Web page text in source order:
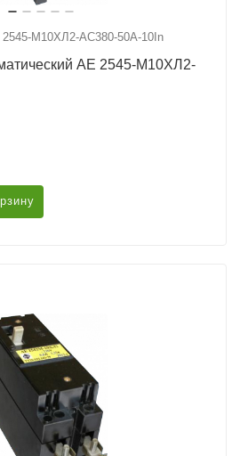
М10ХЛ2-AC380-50А-10In
АЕ 2545-М10ХЛ2-